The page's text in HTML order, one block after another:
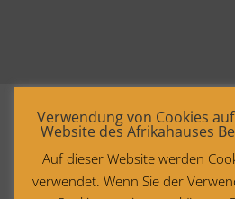
Startseite
Impressum
Facebook
Verwendung von Cookies
Website des Afrikahauses
Auf dieser Website werden
verwendet. Wenn Sie der